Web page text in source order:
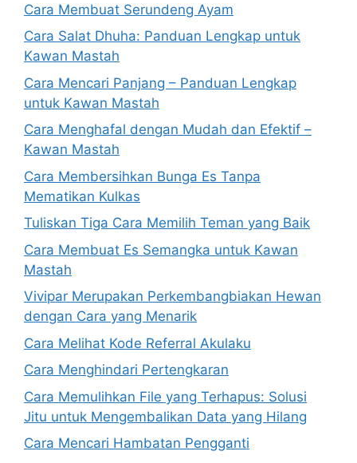
Cara Membuat Serundeng Ayam
Cara Salat Dhuha: Panduan Lengkap untuk
Kawan Mastah
Cara Mencari Panjang – Panduan Lengkap
untuk Kawan Mastah
Cara Menghafal dengan Mudah dan Efektif –
Kawan Mastah
Cara Membersihkan Bunga Es Tanpa
Mematikan Kulkas
Tuliskan Tiga Cara Memilih Teman yang Baik
Cara Membuat Es Semangka untuk Kawan
Mastah
Vivipar Merupakan Perkembangbiakan Hewan
dengan Cara yang Menarik
Cara Melihat Kode Referral Akulaku
Cara Menghindari Pertengkaran
Cara Memulihkan File yang Terhapus: Solusi
Jitu untuk Mengembalikan Data yang Hilang
Cara Mencari Hambatan Pengganti